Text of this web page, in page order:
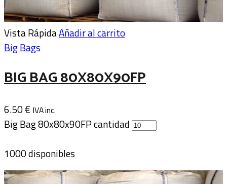
Vista RápidaAñadir al carrito
Big Bags
BIG BAG 80X80X90FP
6.50€ IVA inc.
Big Bag 80x80x90FP cantidad
1000 disponibles